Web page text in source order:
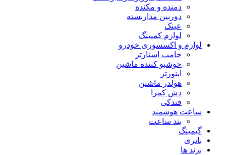
دمنده و مکنده
دوربین مداربسته
عینک
لوازم کمپینگ
لوازم و اکسسوری خودرو
جامپ استارتر
خوشبو کننده ماشین
اینورتر
هولدر ماشین
دش کمرا
فندکی
ساعت هوشمند
بند ساعت
گیمینگ
باتری
برند ها